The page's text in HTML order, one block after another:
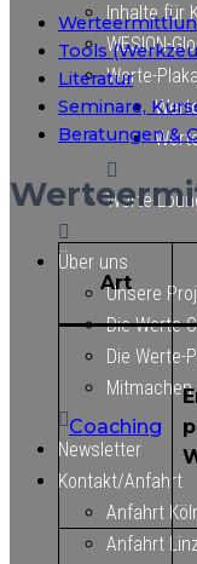
Inhalte für
WESION-
Werte-
Werte-
Über uns
Unsere
Die Werte-
Die Werte-
Mitmachen
Newsletter
Kontakt/Anfahrt
Anfahrt
Anfahrt
Tools
Literatur
Seminare,
Beratungen &
Art
Coaching